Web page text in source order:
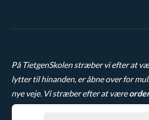
På TietgenSkolen stræber vi efter at
lytter til hinanden, er åbne over for
nye veje. Vi stræber efter at være
tager ansvar for fællesskabet og skal